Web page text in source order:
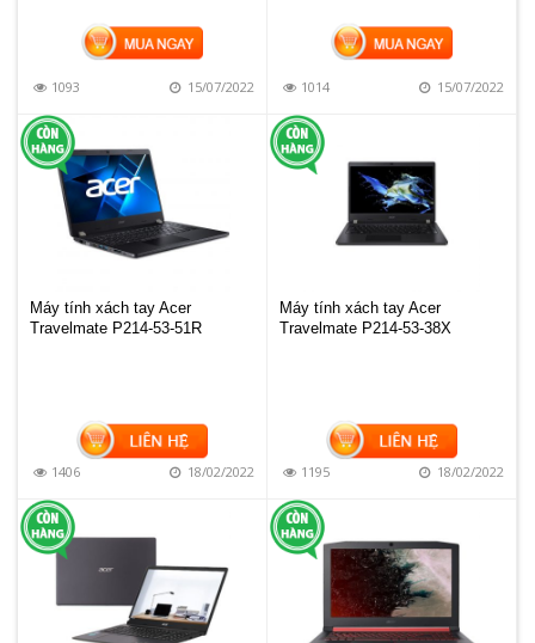
MUA HÀNG
1093 15/07/2022
MUA HÀNG
1014 15/07/2022
Máy tính xách tay Acer
Travelmate P214-53-51R
1406 18/02/2022
Máy tính xách tay Acer
Travelmate P214-53-38X
1195 18/02/2022